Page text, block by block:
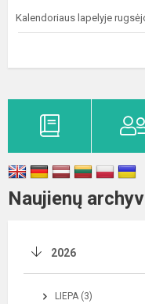
Kalendoriaus lapelyje
Naujienų
2026
LIEPA (3)